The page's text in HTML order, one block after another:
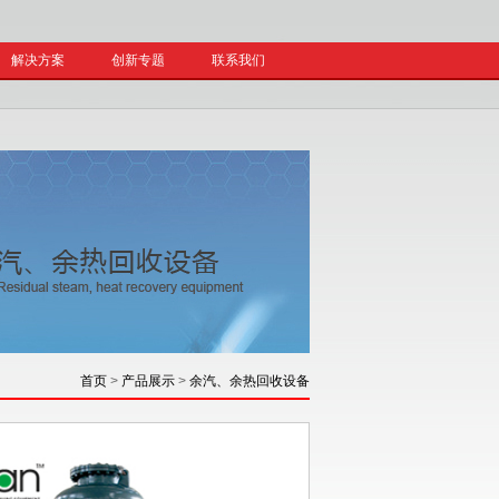
解决方案 创新专题 联系我们
首页> 产品展示> 余汽、余热回收设备